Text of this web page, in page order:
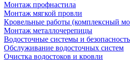
Монтаж профнастила
Монтаж мягкой провли
Кровельные работы (комплексный
Монтаж металлочерепицы
Водосточные системы и безопасность
Обслуживание водосточных систем
Очистка водостоков и кровли